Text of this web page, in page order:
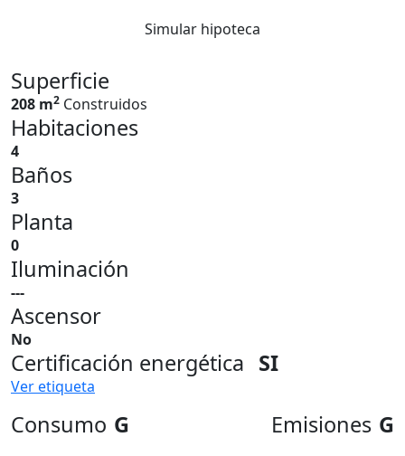
Simular hipoteca
Superficie
208 m2 Construidos
Habitaciones
4
Baños
3
Planta
0
Iluminación
---
Ascensor
No
Certificación energética SI
Ver etiqueta
Consumo G Emisiones G